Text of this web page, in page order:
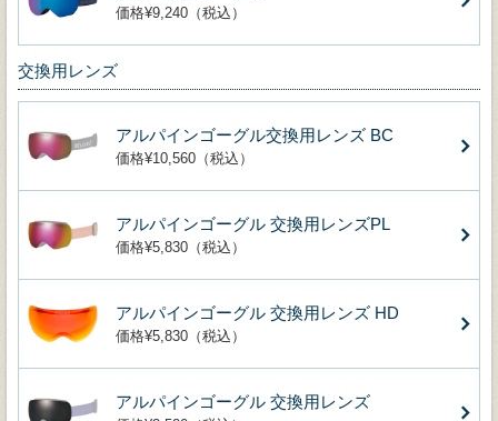
価格¥9,240（税込）
交換用レンズ
アルパインゴーグル交換用レンズ BC
価格¥10,560（税込）
アルパインゴーグル 交換用レンズPL
価格¥5,830（税込）
アルパインゴーグル 交換用レンズ HD
価格¥5,830（税込）
アルパインゴーグル 交換用レンズ